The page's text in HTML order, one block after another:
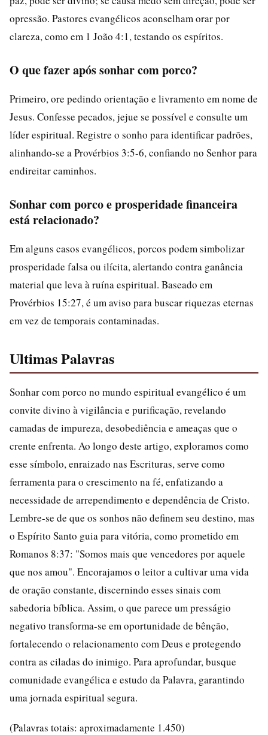
opressão. Pastores evangélicos aconselham orar por
clareza, como em 1 João 4:1, testando os espíritos.
O que fazer após sonhar com porco?
Primeiro, ore pedindo orientação e livramento em nome de
Jesus. Confesse pecados, jejue se possível e consulte um
líder espiritual. Registre o sonho para identificar padrões,
alinhando-se a Provérbios 3:5-6, confiando no Senhor para
endireitar caminhos.
Sonhar com porco e prosperidade financeira
está relacionado?
Em alguns casos evangélicos, porcos podem simbolizar
prosperidade falsa ou ilícita, alertando contra ganância
material que leva à ruína espiritual. Baseado em
Provérbios 15:27, é um aviso para buscar riquezas eternas
em vez de temporais contaminadas.
Ultimas Palavras
Sonhar com porco no mundo espiritual evangélico é um
convite divino à vigilância e purificação, revelando
camadas de impureza, desobediência e ameaças que o
crente enfrenta. Ao longo deste artigo, exploramos como
esse símbolo, enraizado nas Escrituras, serve como
ferramenta para o crescimento na fé, enfatizando a
necessidade de arrependimento e dependência de Cristo.
Lembre-se de que os sonhos não definem seu destino, mas
o Espírito Santo guia para vitória, como prometido em
Romanos 8:37: "Somos mais que vencedores por aquele
que nos amou". Encorajamos o leitor a cultivar uma vida
de oração constante, discernindo esses sinais com
sabedoria bíblica. Assim, o que parece um presságio
negativo transforma-se em oportunidade de bênção,
fortalecendo o relacionamento com Deus e protegendo
contra as ciladas do inimigo. Para aprofundar, busque
comunidade evangélica e estudo da Palavra, garantindo
uma jornada espiritual segura.
(Palavras totais: aproximadamente 1.450)